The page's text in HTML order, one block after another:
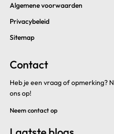
Algemene voorwaarden
Privacybeleid
Sitemap
Contact
Heb je een vraag of opmerking?
ons op!
Neem contact op